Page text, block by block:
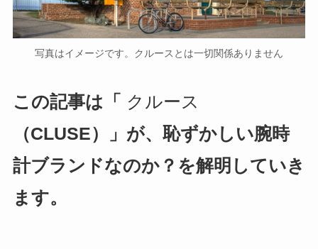
写真はイメージです。クルースとは一切関係ありません
この記事は「
クルース
（CLUSE）」が、恥ずかしい腕時
計ブランドなのか？を解明していき
ます。